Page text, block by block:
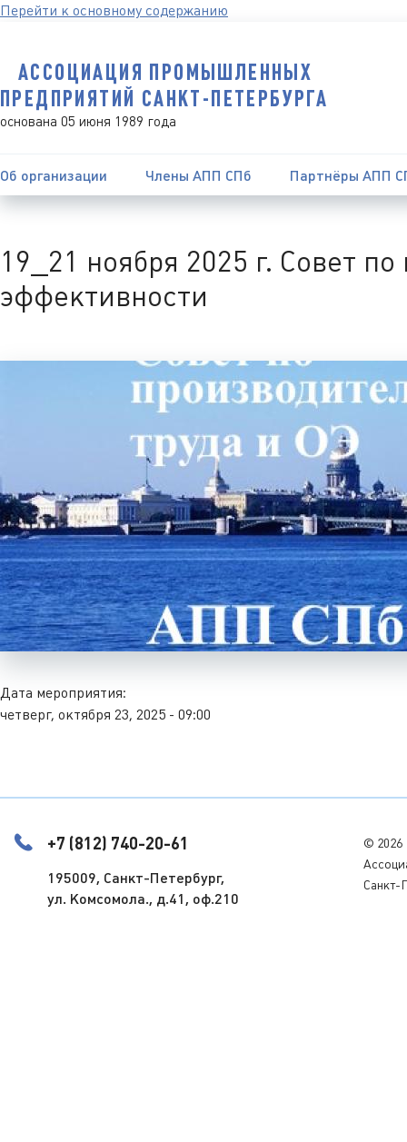
Перейти к основному содержанию
АССОЦИАЦИЯ ПРОМЫШЛЕННЫХ
ПРЕДПРИЯТИЙ САНКТ-ПЕТЕРБУРГА
основана 05 июня 1989 года
Об организации Члены АПП СПб Партнёры АПП
19_21 ноября 2025 г. Совет
эффективности
Дата мероприятия:
четверг, октября 23, 2025 - 09:00
+7 (812) 740-20-61
195009, Санкт-Петербург,
ул. Комсомола., д.41, оф.210
© 2026
Санкт-